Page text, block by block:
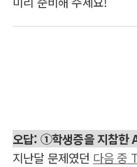
오답: ①학생증을 지참한
지난달 문제였던 다음 중